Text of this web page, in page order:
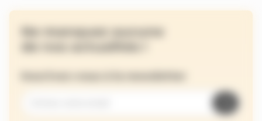
Ne manquez aucune